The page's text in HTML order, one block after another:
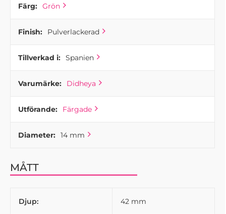
Färg: Grön
Finish: Pulverlackerad
Tillverkad i: Spanien
Varumärke: Didheya
Utförande: Färgade
Diameter: 14 mm
MÅTT
Djup: 42 mm